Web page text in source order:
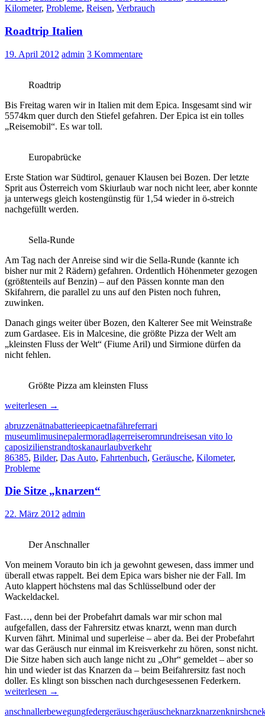
Kilometer, Probleme, Reisen, Verbrauch
Roadtrip Italien
19. April 2012 admin 3 Kommentare
Roadtrip
Bis Freitag waren wir in Italien mit dem Epica. Insgesamt sind wir
5574km quer durch den Stiefel gefahren. Der Epica ist ein tolles
„Reisemobil“. Es war toll.
Europabrücke
Erste Station war Südtirol, genauer Klausen bei Bozen. Der letzte
Sprit aus Österreich vom Skiurlaub war noch nicht leer, aber konnte
ja unterwegs gleich kostengünstig für 1,54 wieder in ö-streich
nachgefüllt werden.
Sella-Runde
Am Tag nach der Anreise sind wir die Sella-Runde (kannte ich
bisher nur mit 2 Rädern) gefahren. Ordentlich Höhenmeter gezogen
(größtenteils auf Benzin) – auf den Pässen konnte man den
Skifahrern, die parallel zu uns auf den Pisten noch fuhren,
zuwinken.
Danach gings weiter über Bozen, den Kalterer See mit Weinstraße
zum Gardasee. Eis in Malcesine, die größte Pizza der Welt am
„kleinsten Fluss der Welt“ (Fiume Aril) und Sirmione dürfen da
nicht fehlen.
Größte Pizza am kleinsten Fluss
Roadtrip
weiterlesen →
abruzzenätnabatterieepicaetnafähreferrari
museumlimusinepalermoradlagerreiseromrundreisesan vito lo
caposizilienstrandtoskanaurlaubverkehr
86385, Bilder, Das Auto, Fahrtenbuch, Geräusche, Kilometer,
Probleme
Die Sitze „knarzen“
22. März 2012 admin
Der Anschnaller
Von meinem Vorauto bin ich ja gewohnt gewesen, dass immer und
überall etwas rappelt. Bei dem Epica wars bisher nie der Fall. Im
Auto klappert höchstens mal das Schlüsselbund oder der
Wackeldackel.
Fast…, denn bei der Probefahrt damals war mir schon mal
aufgefallen, dass der Fahrersitz etwas knarzt, wenn man durch
Kurven fährt. Minimal und superleise – aber da. Bei der Probefahrt
war das Geräusch nur einmal im Kreisverkehr zu hören, sonst nicht.
Die Sitze haben sich auch lange nicht zu „Ohr“ gemeldet – aber so
hin und wieder ist das Knarzen da – beim Beifahrersitz fast noch
doller. Es klingt son bisschen nach durchgesessenen Federkern.
weiterlesen →
anschnallerbewegungfedergeräuschgeräuscheknarzknarzenknirshcne